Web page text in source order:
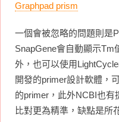
Graphpad prism
一個會被忽略的問題則是
SnapGene會自動顯示Tm
外，也可以使用
開發的primer設計軟體，
的primer，此外NCBI也有
比對更為精準，缺點是所